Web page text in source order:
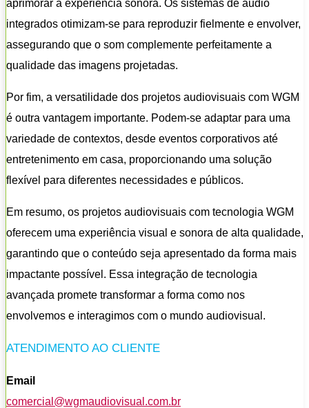
aprimorar a experiência sonora. Os sistemas de áudio
integrados otimizam-se para reproduzir fielmente e envolver,
assegurando que o som complemente perfeitamente a
qualidade das imagens projetadas.
Por fim, a versatilidade dos projetos audiovisuais com WGM
é outra vantagem importante. Podem-se adaptar para uma
variedade de contextos, desde eventos corporativos até
entretenimento em casa, proporcionando uma solução
flexível para diferentes necessidades e públicos.
Em resumo, os projetos audiovisuais com tecnologia WGM
oferecem uma experiência visual e sonora de alta qualidade,
garantindo que o conteúdo seja apresentado da forma mais
impactante possível. Essa integração de tecnologia
avançada promete transformar a forma como nos
envolvemos e interagimos com o mundo audiovisual.
ATENDIMENTO AO CLIENTE
Email
comercial@wgmaudiovisual.com.br